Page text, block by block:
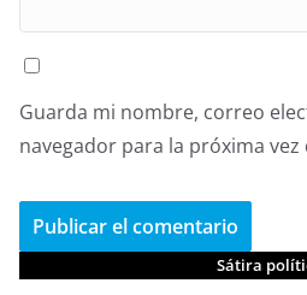
Guarda mi nombre, correo
navegador para la próxima
Sátira